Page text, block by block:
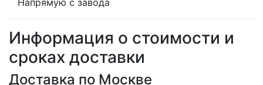
Информация о стоимости и
сроках доставки
Доставка по Москве